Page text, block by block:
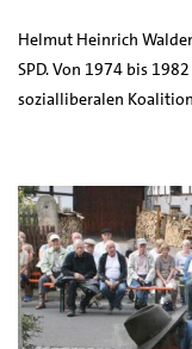
Helmut Heinrich
SPD. Von 1974 bis
sozialliberalen